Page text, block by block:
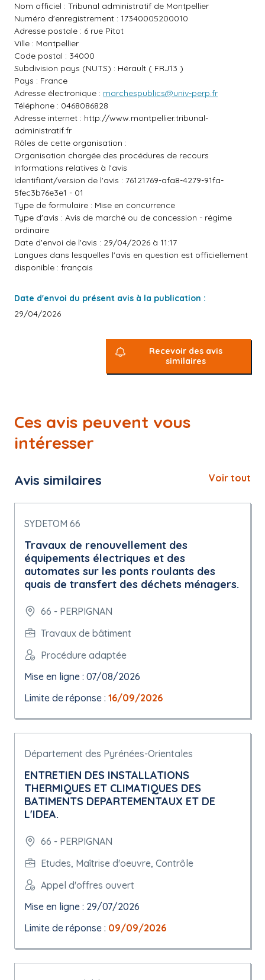
Nom officiel : Tribunal administratif de Montpellier
Numéro d'enregistrement : 17340005200010
Adresse postale : 6 rue Pitot
Ville : Montpellier
Code postal : 34000
Subdivision pays (NUTS) : Hérault ( FRJ13 )
Pays : France
Adresse électronique : marchespublics@univ-perp.fr
Téléphone : 0468086828
Adresse internet : http://www.montpellier.tribunal-
administratif.fr
Rôles de cette organisation :
Organisation chargée des procédures de recours
Informations relatives à l'avis
Identifiant/version de l'avis : 76121769-afa8-4279-91fa-
5fec3b76e3e1 - 01
Type de formulaire : Mise en concurrence
Type d'avis : Avis de marché ou de concession - régime
ordinaire
Date d'envoi de l'avis : 29/04/2026 à 11:17
Langues dans lesquelles l'avis en question est officiellement
disponible : français
Date d'envoi du présent avis à la publication :
29/04/2026
Recevoir des avis
similaires
Ces avis peuvent vous
intéresser
Avis similaires Voir tout
SYDETOM 66
Travaux de renouvellement des
équipements électriques et des
automates sur les ponts roulants des
quais de transfert des déchets ménagers.
66 - PERPIGNAN
Travaux de bâtiment
Procédure adaptée
Mise en ligne : 07/08/2026
Limite de réponse : 16/09/2026
Département des Pyrénées-Orientales
ENTRETIEN DES INSTALLATIONS
THERMIQUES ET CLIMATIQUES DES
BATIMENTS DEPARTEMENTAUX ET DE
L'IDEA.
66 - PERPIGNAN
Etudes, Maîtrise d'oeuvre, Contrôle
Appel d'offres ouvert
Mise en ligne : 29/07/2026
Limite de réponse : 09/09/2026